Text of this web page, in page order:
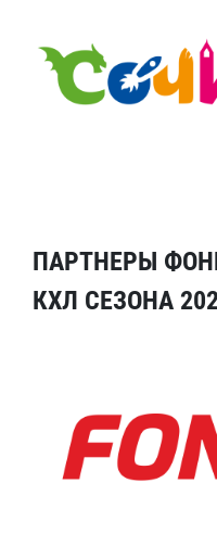
ПАРТНЕРЫ
КХЛ СЕЗОНА